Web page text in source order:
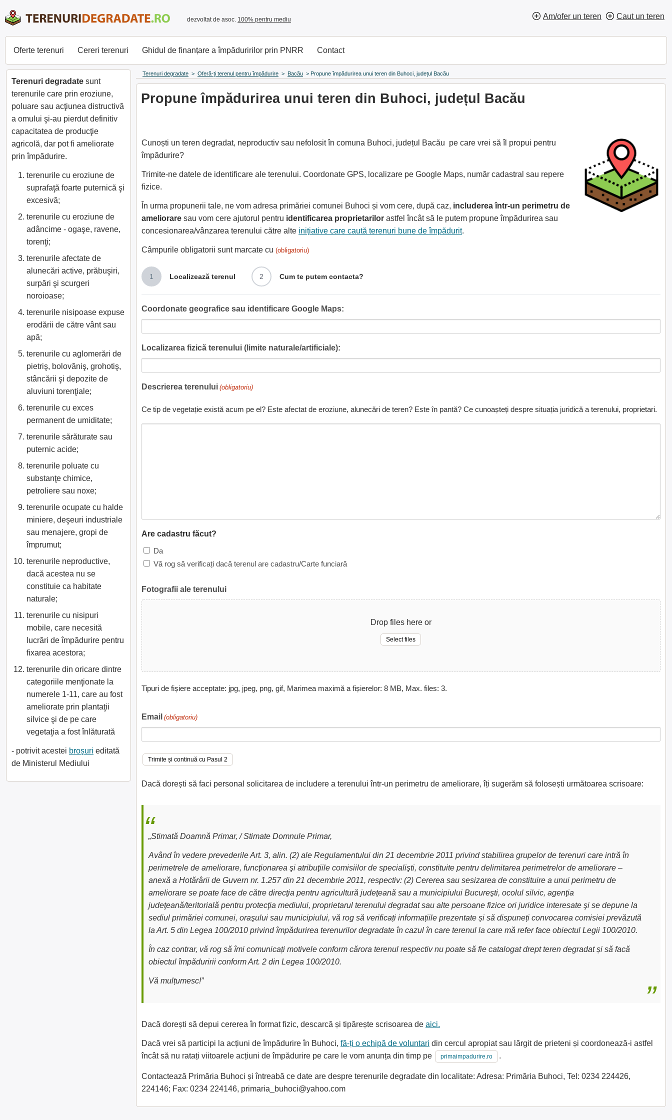
dezvoltat de asoc. 100% pentru mediu Am/ofer un teren Caut un teren
Oferte terenuri Cereri terenuri Ghidul de finanțare a împăduririlor prin PNRR Contact
Terenuri degradate > Oferă-ți terenul pentru împădurire > Bacău > Propune împădurirea unui teren din Buhoci, județul Bacău
Propune împădurirea unui teren din Buhoci, județul Bacău
Cunoști un teren degradat, neproductiv sau nefolosit în comuna Buhoci, județul Bacău pe care vrei să îl propui pentru
împădurire?
Trimite-ne datele de identificare ale terenului. Coordonate GPS, localizare pe Google Maps, număr cadastral sau repere
fizice.
În urma propunerii tale, ne vom adresa primăriei comunei Buhoci și vom cere, după caz, includerea într-un perimetru de
ameliorare sau vom cere ajutorul pentru identificarea proprietarilor astfel încât să le putem propune împădurirea sau
concesionarea/vânzarea terenului către alte inițiative care caută terenuri bune de împădurit.
Câmpurile obligatorii sunt marcate cu (obligatoriu)
1 Localizează terenul 2 Cum te putem contacta?
Coordonate geografice sau identificare Google Maps:
Localizarea fizică terenului (limite naturale/artificiale):
Descrierea terenului (obligatoriu)
Ce tip de vegetație există acum pe el? Este afectat de eroziune, alunecări de teren? Este în pantă? Ce cunoașteți despre situația juridică a terenului, proprietari.
Are cadastru făcut?
Da
Vă rog să verificați dacă terenul are cadastru/Carte funciară
Fotografii ale terenului
Drop files here or
Select files
Tipuri de fișiere acceptate: jpg, jpeg, png, gif, Marimea maximă a fișierelor: 8 MB, Max. files: 3.
Email (obligatoriu)
Dacă dorești să faci personal solicitarea de includere a terenului într-un perimetru de ameliorare, îți sugerăm să folosești următoarea scrisoare:
„Stimată Doamnă Primar, / Stimate Domnule Primar,
Având în vedere prevederile Art. 3, alin. (2) ale Regulamentului din 21 decembrie 2011 privind stabilirea grupelor de terenuri care intră în
perimetrele de ameliorare, funcţionarea şi atribuţiile comisiilor de specialişti, constituite pentru delimitarea perimetrelor de ameliorare –
anexă a Hotărârii de Guvern nr. 1.257 din 21 decembrie 2011, respectiv: (2) Cererea sau sesizarea de constituire a unui perimetru de
ameliorare se poate face de către direcţia pentru agricultură judeţeană sau a municipiului Bucureşti, ocolul silvic, agenţia
judeţeană/teritorială pentru protecţia mediului, proprietarul terenului degradat sau alte persoane fizice ori juridice interesate şi se depune la
sediul primăriei comunei, oraşului sau municipiului, vă rog să verificați informațiile prezentate și să dispuneți convocarea comisiei prevăzută
la Art. 5 din Legea 100/2010 privind împădurirea terenurilor degradate în cazul în care terenul la care mă refer face obiectul Legii 100/2010.
În caz contrar, vă rog să îmi comunicați motivele conform cărora terenul respectiv nu poate să fie catalogat drept teren degradat și să facă
obiectul împăduririi conform Art. 2 din Legea 100/2010.
Vă mulțumesc!”
Dacă dorești să depui cererea în format fizic, descarcă și tipărește scrisoarea de aici.
Dacă vrei să participi la acțiuni de împădurire în Buhoci, fă-ți o echipă de voluntari din cercul apropiat sau lărgit de prieteni și coordonează-i astfel
încât să nu ratați viitoarele acțiuni de împădurire pe care le vom anunța din timp pe
primaimpadurire.ro .
Contactează Primăria Buhoci și întreabă ce date are despre terenurile degradate din localitate: Adresa: Primăria Buhoci, Tel: 0234 224426,
224146; Fax: 0234 224146, primaria_buhoci@yahoo.com
Terenuri degradate sunt
terenurile care prin eroziune,
poluare sau acţiunea distructivă
a omului şi-au pierdut definitiv
capacitatea de producţie
agricolă, dar pot fi ameliorate
prin împădurire.
terenurile cu eroziune de
suprafaţă foarte puternică şi
excesivă;
terenurile cu eroziune de
adâncime - ogaşe, ravene,
torenţi;
terenurile afectate de
alunecări active, prăbuşiri,
surpări şi scurgeri
noroioase;
terenurile nisipoase expuse
erodării de către vânt sau
apă;
terenurile cu aglomerări de
pietriş, bolovăniş, grohotiş,
stâncării şi depozite de
aluviuni torenţiale;
terenurile cu exces
permanent de umiditate;
terenurile sărăturate sau
puternic acide;
terenurile poluate cu
substanţe chimice,
petroliere sau noxe;
terenurile ocupate cu halde
miniere, deşeuri industriale
sau menajere, gropi de
împrumut;
terenurile neproductive,
dacă acestea nu se
constituie ca habitate
naturale;
terenurile cu nisipuri
mobile, care necesită
lucrări de împădurire pentru
fixarea acestora;
terenurile din oricare dintre
categoriile menţionate la
numerele 1-11, care au fost
ameliorate prin plantaţii
silvice şi de pe care
vegetaţia a fost înlăturată
- potrivit acestei broșuri editată
de Ministerul Mediului